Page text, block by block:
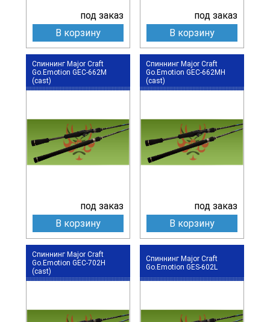
под заказ
В корзину
под заказ
В корзину
Спиннинг Major Craft
Go.Emotion GEC-662M
(cast)
под заказ
В корзину
Спиннинг Major Craft
Go.Emotion GEC-662MH
(cast)
под заказ
В корзину
Спиннинг Major Craft
Go.Emotion GEC-702H
(cast)
Спиннинг Major Craft
Go.Emotion GES-602L